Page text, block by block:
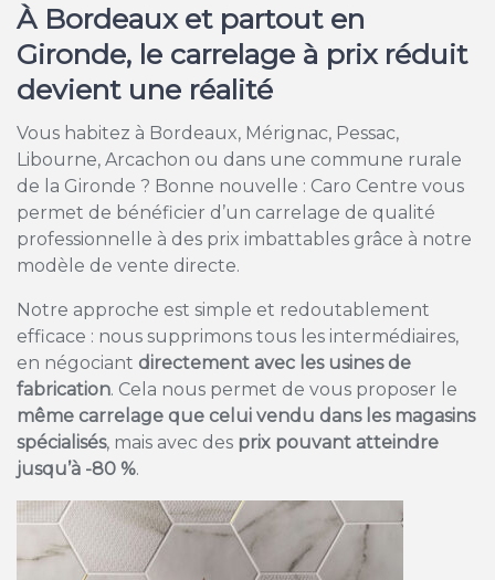
À Bordeaux et partout en
Gironde, le carrelage à prix réduit
devient une réalité
Vous habitez à Bordeaux, Mérignac, Pessac,
Libourne, Arcachon ou dans une commune rurale
de la Gironde ? Bonne nouvelle : Caro Centre vous
permet de bénéficier d’un carrelage de qualité
professionnelle à des prix imbattables grâce à notre
modèle de vente directe.
Notre approche est simple et redoutablement
efficace : nous supprimons tous les intermédiaires,
en négociant directement avec les usines de
fabrication. Cela nous permet de vous proposer le
même carrelage que celui vendu dans les magasins
spécialisés, mais avec des prix pouvant atteindre
jusqu’à -80 %.